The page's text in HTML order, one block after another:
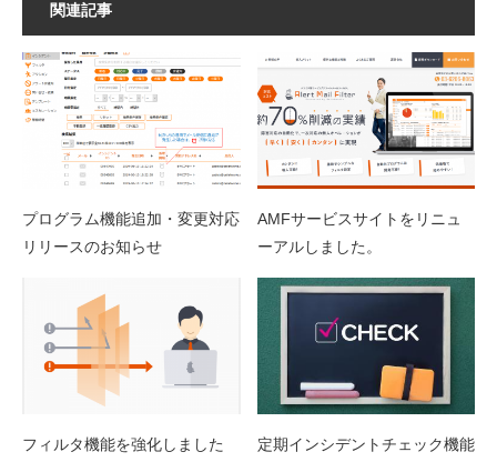
関連記事
プログラム機能追加・変更対応
リリースのお知らせ
AMFサービスサイトをリニュ
ーアルしました。
フィルタ機能を強化しました
定期インシデントチェック機能